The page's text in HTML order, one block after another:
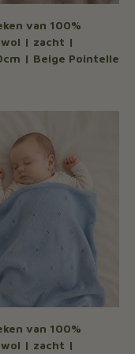
van 100%
| zacht |
| Beige Pointelle
van 100%
| zacht |